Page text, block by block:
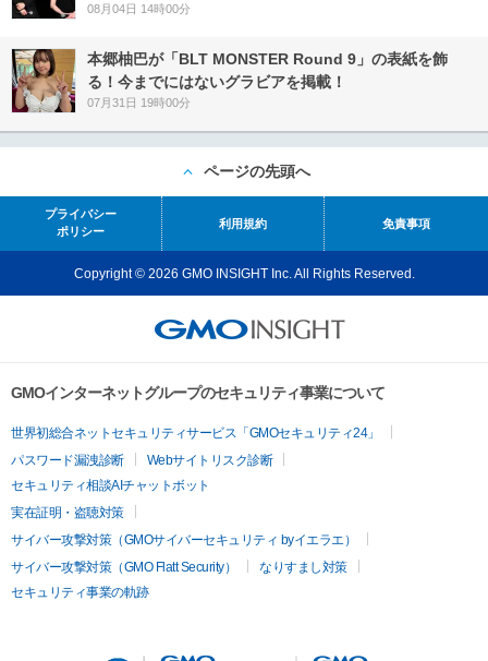
08月04日 14時00分
本郷柚巴が「BLT MONSTER Round 9」の表紙を飾
る！今までにはないグラビアを掲載！
07月31日 19時00分
ページの先頭へ
プライバシー
ポリシー
利用規約 免責事項
Copyright © 2026 GMO INSIGHT Inc. All Rights Reserved.
GMOインターネットグループのセキュリティ事業について
世界初総合ネットセキュリティサービス「GMOセキュリティ24」
パスワード漏洩診断
Webサイトリスク診断
セキュリティ相談AIチャットボット
実在証明・盗聴対策
サイバー攻撃対策（GMOサイバーセキュリティ byイエラエ）
サイバー攻撃対策（GMO Flatt Security）
なりすまし対策
セキュリティ事業の軌跡